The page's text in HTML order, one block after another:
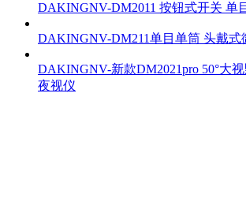
DAKINGNV-DM2011 按钮式开关 单
DAKINGNV-DM211单目单筒 头戴式
DAKINGNV-新款DM2021pro 50°大
夜视仪